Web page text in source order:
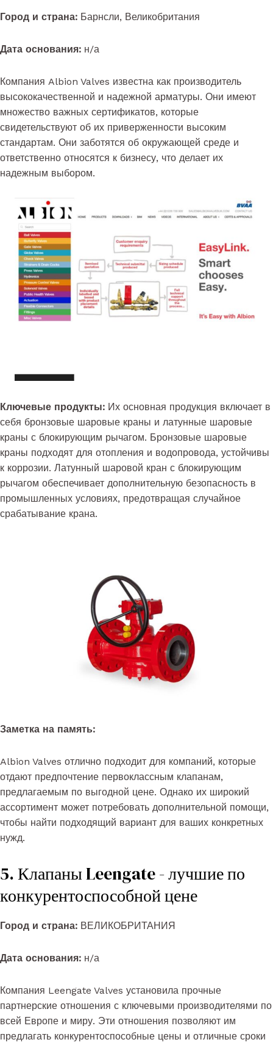
Город и страна: Барнсли, Великобритания
Дата основания: н/а
Компания Albion Valves известна как производитель
высококачественной и надежной арматуры. Они имеют
множество важных сертификатов, которые
свидетельствуют об их приверженности высоким
стандартам. Они заботятся об окружающей среде и
ответственно относятся к бизнесу, что делает их
надежным выбором.
Ключевые продукты: Их основная продукция включает в
себя бронзовые шаровые краны и латунные шаровые
краны с блокирующим рычагом. Бронзовые шаровые
краны подходят для отопления и водопровода, устойчивы
к коррозии. Латунный шаровой кран с блокирующим
рычагом обеспечивает дополнительную безопасность в
промышленных условиях, предотвращая случайное
срабатывание крана.
Заметка на память:
Albion Valves отлично подходит для компаний, которые
отдают предпочтение первоклассным клапанам,
предлагаемым по выгодной цене. Однако их широкий
ассортимент может потребовать дополнительной помощи,
чтобы найти подходящий вариант для ваших конкретных
нужд.
5. Клапаны Leengate - лучшие по
конкурентоспособной цене
Город и страна: ВЕЛИКОБРИТАНИЯ
Дата основания: н/а
Компания Leengate Valves установила прочные
партнерские отношения с ключевыми производителями по
всей Европе и миру. Эти отношения позволяют им
предлагать конкурентоспособные цены и отличные сроки